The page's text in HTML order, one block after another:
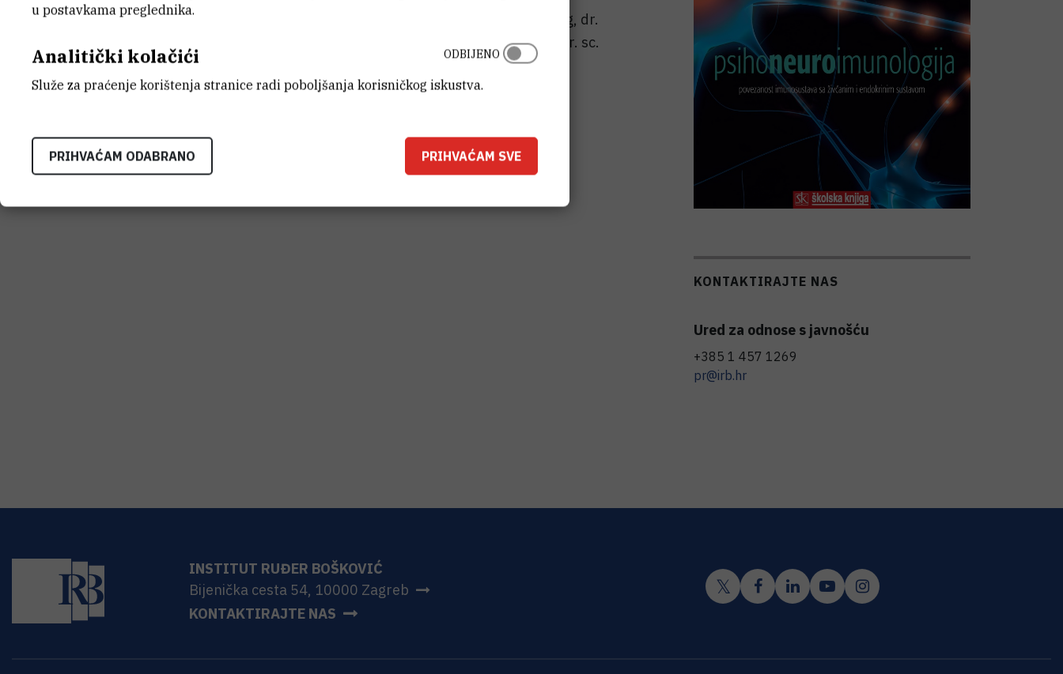
Uz prof. Boranića, kao autori, navode se i 'Ruđerovci' dr. sc. Tihomir Balog, dr.
sc. Jelka Gabrilovac, dr.sc. Tatjana Marotti, dr. sc. Irena Martin Kleiner, dr. sc.
Dorotea Mück-Šeler i dr. sc. Nela Pivac.
KONTAKTIRAJTE NAS
Ured za odnose s javnošću
+385 1 457 1269
pr@irb.hr
INSTITUT RUĐER BOŠKOVIĆ
Bijenička cesta 54, 10000 Zagreb
KONTAKTIRAJTE NAS
u postavkama preglednika.
Analitički kolačići
Služe za praćenje korištenja stranice radi poboljšanja korisničkog iskustva.
ODBIJENO
PRIHVAĆAM ODABRANO PRIHVAĆAM SVE